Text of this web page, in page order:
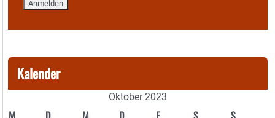
Kalender
Oktober 2023